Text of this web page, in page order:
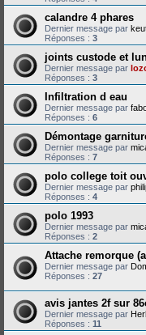
calandre 4 phares
Dernier message par
Réponses : 3
joints custode et
Dernier message par
Réponses : 3
Infiltration d eau
Dernier message par
Réponses : 6
Démontage
Dernier message par
Réponses : 7
polo college toit
Dernier message par
Réponses : 4
polo 1993
Dernier message par
Réponses : 2
Attache remorque
Dernier message par
Réponses : 27
avis jantes 2f sur
Dernier message par
Réponses : 11